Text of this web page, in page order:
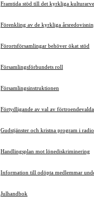
Framtida stöd till det kyrkliga
Förenkling av de kyrkliga
Förortsförsamlingar behöver ökat stöd
Församlingsförbundets roll
Församlingsinstruktionen
Förtydligande av val av förtroendevalda
Gudstjänster och kristna program i
Handlingsplan mot lönediskriminering
Information till odöpta medlemmar
Julhandbok